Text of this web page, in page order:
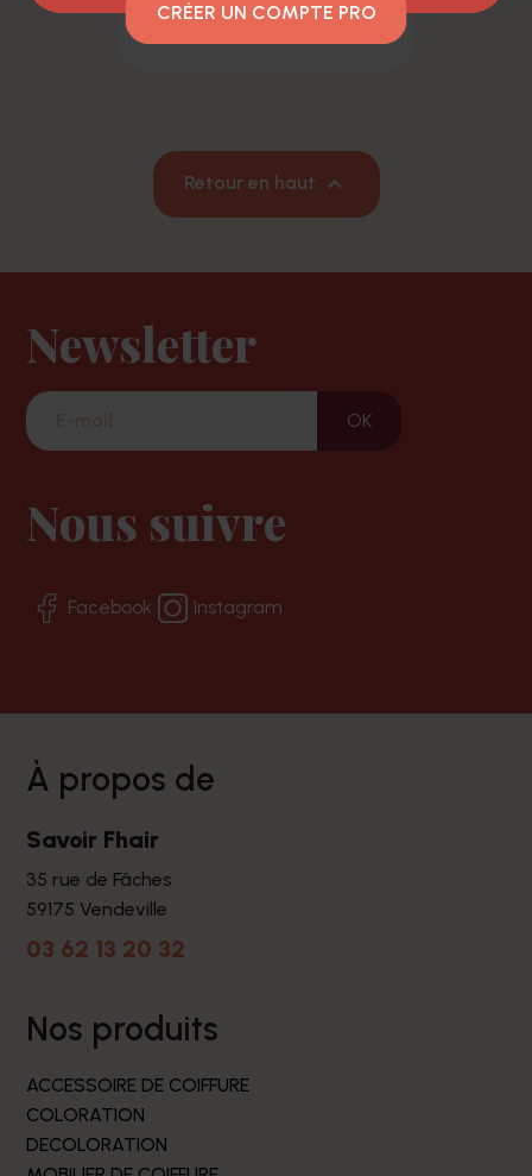
baume karité...
Retour en haut 
Newsletter
Nous suivre
Facebook Instagram
à propos de
Savoir Fhair
35 rue de Fâches
59175 Vendeville
03 62 13 20 32
nos produits
ACCESSOIRE DE COIFFURE
COLORATION
DECOLORATION
CRÉER UN COMPTE PRO